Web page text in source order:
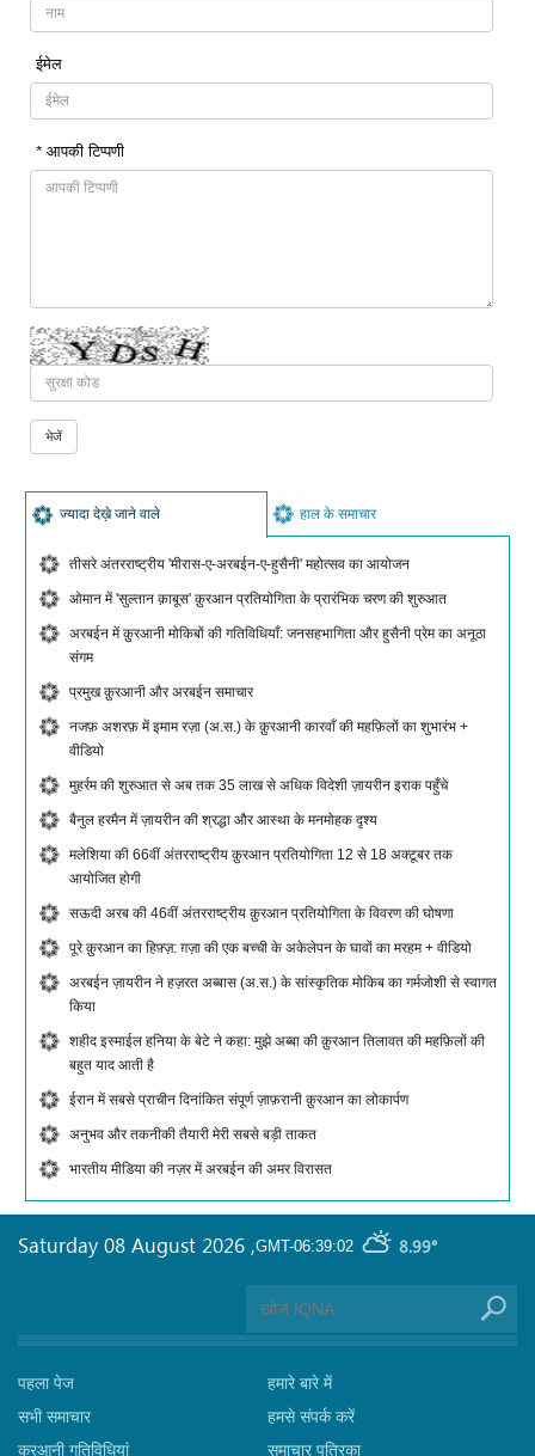
ईमेल
* आपकी टिप्पणी
ज्यादा देख़े जाने वाले हाल के समाचार
तीसरे अंतरराष्ट्रीय 'मीरास-ए-अरबईन-ए-हुसैनी' महोत्सव का आयोजन
ओमान में 'सुल्तान क़ाबूस' क़ुरआन प्रतियोगिता के प्रारंभिक चरण की शुरुआत
अरबईन में क़ुरआनी मोकिबों की गतिविधियाँ: जनसहभागिता और हुसैनी प्रेम का अनूठा
संगम
प्रमुख क़ुरआनी और अरबईन समाचार
नजफ़ अशरफ़ में इमाम रज़ा (अ.स.) के क़ुरआनी कारवाँ की महफ़िलों का शुभारंभ +
वीडियो
मुहर्रम की शुरुआत से अब तक 35 लाख से अधिक विदेशी ज़ायरीन इराक पहुँचे
बैनुल हरमैन में ज़ायरीन की श्रद्धा और आस्था के मनमोहक दृश्य
मलेशिया की 66वीं अंतरराष्ट्रीय क़ुरआन प्रतियोगिता 12 से 18 अक्टूबर तक
आयोजित होगी
सऊदी अरब की 46वीं अंतरराष्ट्रीय क़ुरआन प्रतियोगिता के विवरण की घोषणा
पूरे क़ुरआन का हिफ़्ज़: ग़ज़ा की एक बच्ची के अकेलेपन के घावों का मरहम + वीडियो
अरबईन ज़ायरीन ने हज़रत अब्बास (अ.स.) के सांस्कृतिक मोकिब का गर्मजोशी से स्वागत
किया
शहीद इस्माईल हनिया के बेटे ने कहा: मुझे अब्बा की क़ुरआन तिलावत की महफ़िलों की
बहुत याद आती है
ईरान में सबसे प्राचीन दिनांकित संपूर्ण ज़ाफ़रानी क़ुरआन का लोकार्पण
अनुभव और तकनीकी तैयारी मेरी सबसे बड़ी ताकत
भारतीय मीडिया की नज़र में अरबईन की अमर विरासत
GMT-06:39:02 8.99°
Saturday 08 August 2026 ,
पहला पेज
सभी समाचार
कुरआनी गतिविधियां
हमारे बारे में
हमसे संपर्क करें
समाचार पत्रिका